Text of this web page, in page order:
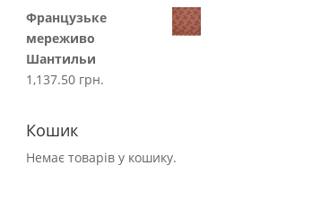
Французьке
мереживо
Шантильи
1,137.50 грн.
Кошик
Немає товарів у кошику.